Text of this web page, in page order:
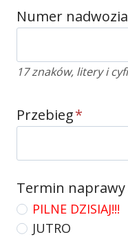
Numer
17 znaków, litery i
Przebieg*
Termin
PILNE DZISIAJ!!!
JUTRO